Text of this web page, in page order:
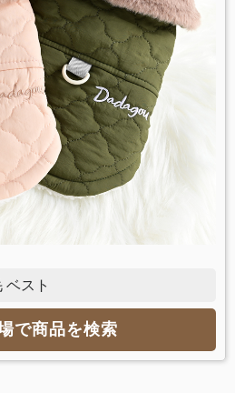
ベスト
で商品を検索